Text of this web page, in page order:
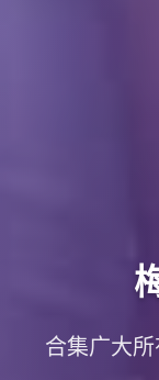
合集广大